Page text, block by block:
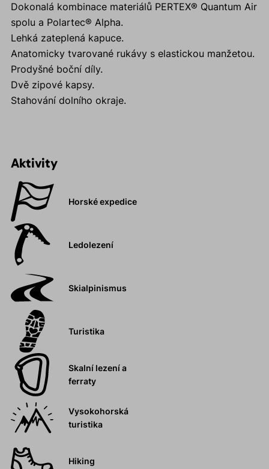
Dokonalá kombinace materiálů PERTEX® Quantum Air
spolu a Polartec® Alpha.
Lehká zateplená kapuce.
Anatomicky tvarované rukávy s elastickou manžetou.
Prodyšné boční díly.
Dvě zipové kapsy.
Stahování dolního okraje.
Aktivity
Horské expedice
Ledolezení
Skialpinismus
Turistika
Skalní lezení a
ferraty
Vysokohorská
turistika
Hiking